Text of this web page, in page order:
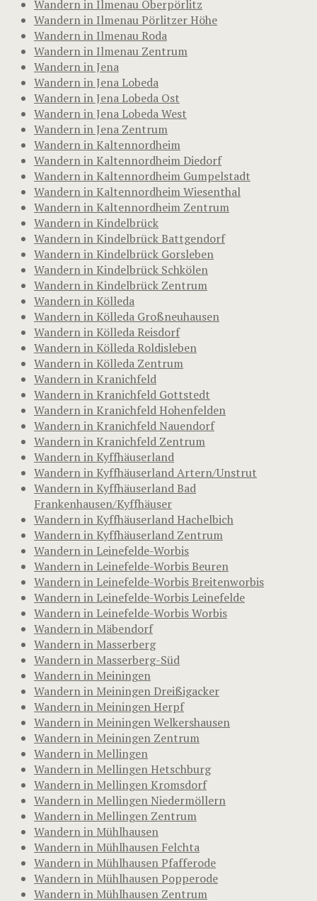
Wandern in Ilmenau Oberpörlitz
Wandern in Ilmenau Pörlitzer Höhe
Wandern in Ilmenau Roda
Wandern in Ilmenau Zentrum
Wandern in Jena
Wandern in Jena Lobeda
Wandern in Jena Lobeda Ost
Wandern in Jena Lobeda West
Wandern in Jena Zentrum
Wandern in Kaltennordheim
Wandern in Kaltennordheim Diedorf
Wandern in Kaltennordheim Gumpelstadt
Wandern in Kaltennordheim Wiesenthal
Wandern in Kaltennordheim Zentrum
Wandern in Kindelbrück
Wandern in Kindelbrück Battgendorf
Wandern in Kindelbrück Gorsleben
Wandern in Kindelbrück Schkölen
Wandern in Kindelbrück Zentrum
Wandern in Kölleda
Wandern in Kölleda Großneuhausen
Wandern in Kölleda Reisdorf
Wandern in Kölleda Roldisleben
Wandern in Kölleda Zentrum
Wandern in Kranichfeld
Wandern in Kranichfeld Gottstedt
Wandern in Kranichfeld Hohenfelden
Wandern in Kranichfeld Nauendorf
Wandern in Kranichfeld Zentrum
Wandern in Kyffhäuserland
Wandern in Kyffhäuserland Artern/Unstrut
Wandern in Kyffhäuserland Bad
Frankenhausen/Kyffhäuser
Wandern in Kyffhäuserland Hachelbich
Wandern in Kyffhäuserland Zentrum
Wandern in Leinefelde-Worbis
Wandern in Leinefelde-Worbis Beuren
Wandern in Leinefelde-Worbis Breitenworbis
Wandern in Leinefelde-Worbis Leinefelde
Wandern in Leinefelde-Worbis Worbis
Wandern in Mäbendorf
Wandern in Masserberg
Wandern in Masserberg-Süd
Wandern in Meiningen
Wandern in Meiningen Dreißigacker
Wandern in Meiningen Herpf
Wandern in Meiningen Welkershausen
Wandern in Meiningen Zentrum
Wandern in Mellingen
Wandern in Mellingen Hetschburg
Wandern in Mellingen Kromsdorf
Wandern in Mellingen Niedermöllern
Wandern in Mellingen Zentrum
Wandern in Mühlhausen
Wandern in Mühlhausen Felchta
Wandern in Mühlhausen Pfafferode
Wandern in Mühlhausen Popperode
Wandern in Mühlhausen Zentrum